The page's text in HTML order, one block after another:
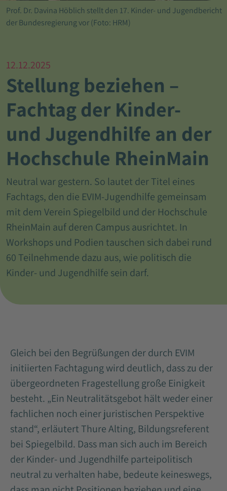
Prof. Dr. Davina Höblich stellt den 17. Kinder- und Jugendbericht
der Bundesregierung vor (Foto: HRM)
12.12.2025
Stellung beziehen –
Fachtag der Kinder-
und Jugendhilfe an der
Hochschule RheinMain
Neutral war gestern. So lautet der Titel eines
Fachtags, den die EVIM-Jugendhilfe gemeinsam
mit dem Verein Spiegelbild und der Hochschule
RheinMain auf deren Campus ausrichtet. In
Workshops und Podien tauschen sich dabei rund
60 Teilnehmende dazu aus, wie politisch die
Kinder- und Jugendhilfe sein darf.
Gleich bei den Begrüßungen der durch EVIM
initiierten Fachtagung wird deutlich, dass zu der
übergeordneten Fragestellung große Einigkeit
besteht. „Ein Neutralitätsgebot hält weder einer
fachlichen noch einer juristischen Perspektive
stand“, erläutert Thure Alting, Bildungsreferent
bei Spiegelbild. Dass man sich auch im Bereich
der Kinder- und Jugendhilfe parteipolitisch
neutral zu verhalten habe, bedeute keineswegs,